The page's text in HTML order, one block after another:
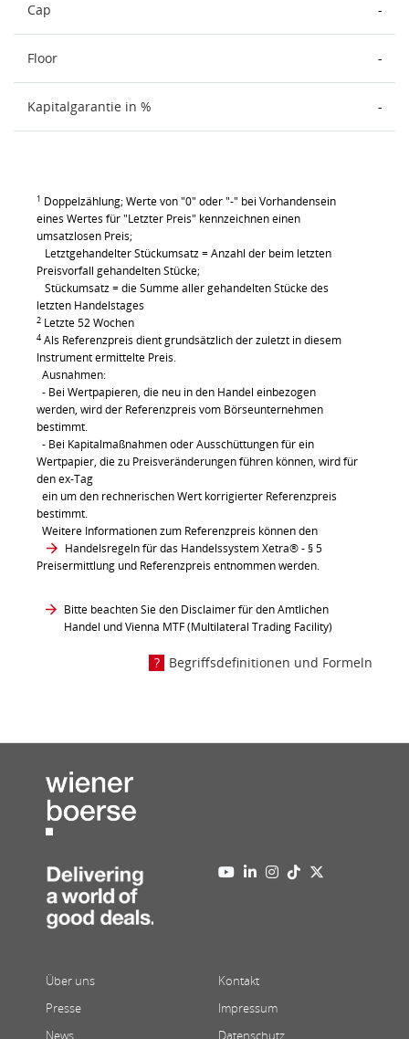
Cap -
Floor -
Kapitalgarantie in % -
1 Doppelzählung; Werte von "0" oder "-" bei Vorhandensein
eines Wertes für "Letzter Preis" kennzeichnen einen
umsatzlosen Preis;
Letztgehandelter Stückumsatz = Anzahl der beim letzten
Preisvorfall gehandelten Stücke;
Stückumsatz = die Summe aller gehandelten Stücke des
letzten Handelstages
2 Letzte 52 Wochen
4 Als Referenzpreis dient grundsätzlich der zuletzt in diesem
Instrument ermittelte Preis.
Ausnahmen:
- Bei Wertpapieren, die neu in den Handel einbezogen
werden, wird der Referenzpreis vom Börseunternehmen
bestimmt.
- Bei Kapitalmaßnahmen oder Ausschüttungen für ein
Wertpapier, die zu Preisveränderungen führen können, wird für
den ex-Tag
ein um den rechnerischen Wert korrigierter Referenzpreis
bestimmt.
Weitere Informationen zum Referenzpreis können den
Handelsregeln für das Handelssystem Xetra®- § 5
Preisermittlung und Referenzpreis entnommen werden.
Bitte beachten Sie den Disclaimer für den Amtlichen
Handel und Vienna MTF (Multilateral Trading Facility)
Begriffsdefinitionen und Formeln
Über uns
Presse
News
Kontakt
Impressum
Datenschutz